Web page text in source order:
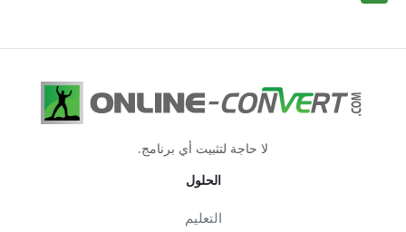
لا حاجة لتثبيت أي برنامج.
الحلول
التعليم